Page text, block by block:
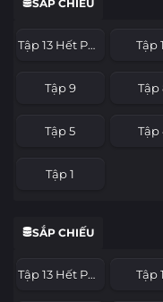
SẮP CHIẾU
Tập 13 Hết Phần Tập
Tập 9 Tập
Tập 5 Tập
Tập 1
SẮP CHIẾU
Tập 13 Hết Phần Tập